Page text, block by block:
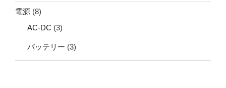
電源 (8)
AC-DC (3)
バッテリー (3)